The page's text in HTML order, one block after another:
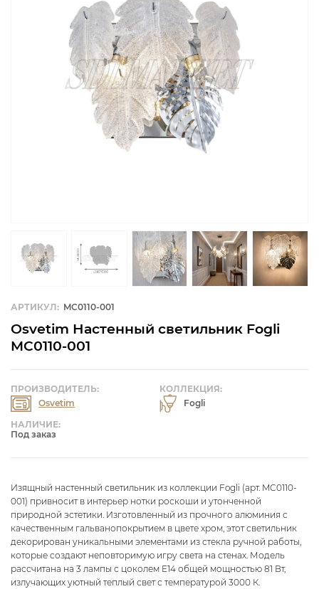
АРТИКУЛ: MC0110-001
Osvetim Настенный светильник Fogli
MC0110-001
НАЛИЧИЕ:
Под заказ
КОЛЛЕКЦИЯ:
Fogli
ПРОИЗВОДИТЕЛЬ:
Osvetim
Изящный настенный светильник из коллекции Fogli (арт. MC0110-
001) привносит в интерьер нотки роскоши и утонченной
природной эстетики. Изготовленный из прочного алюминия с
качественным гальванопокрытием в цвете хром, этот светильник
декорирован уникальными элементами из стекла ручной работы,
которые создают неповторимую игру света на стенах. Модель
рассчитана на 3 лампы с цоколем E14 общей мощностью 81 Вт,
излучающих уютный теплый свет с температурой 3000 К.